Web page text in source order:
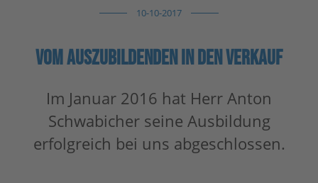
Unternehmen
Karriere
10-10-2017
VOM AUSZUBILDENDEN IN DEN VERKAUF
Im Januar 2016 hat Herr Anton
Schwabicher seine Ausbildung
erfolgreich bei uns abgeschlossen.